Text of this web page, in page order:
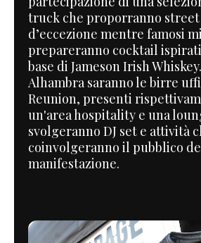
truck che proporranno street
d’eccezione mentre famosi
prepareranno cocktail
base di Jameson Irish
Alhambra saranno le birre
Reunion, presenti
un'area hospitality e una
svolgeranno DJ set e attività
coinvolgeranno il pubblico
manifestazione.